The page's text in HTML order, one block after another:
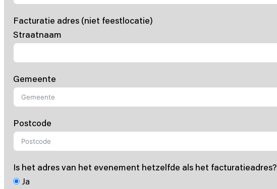
Facturatie adres (niet feestlocatie)
Straatnaam
Gemeente
Postcode
Is het adres van het evenement hetzelfde als het facturatieadres?
Ja